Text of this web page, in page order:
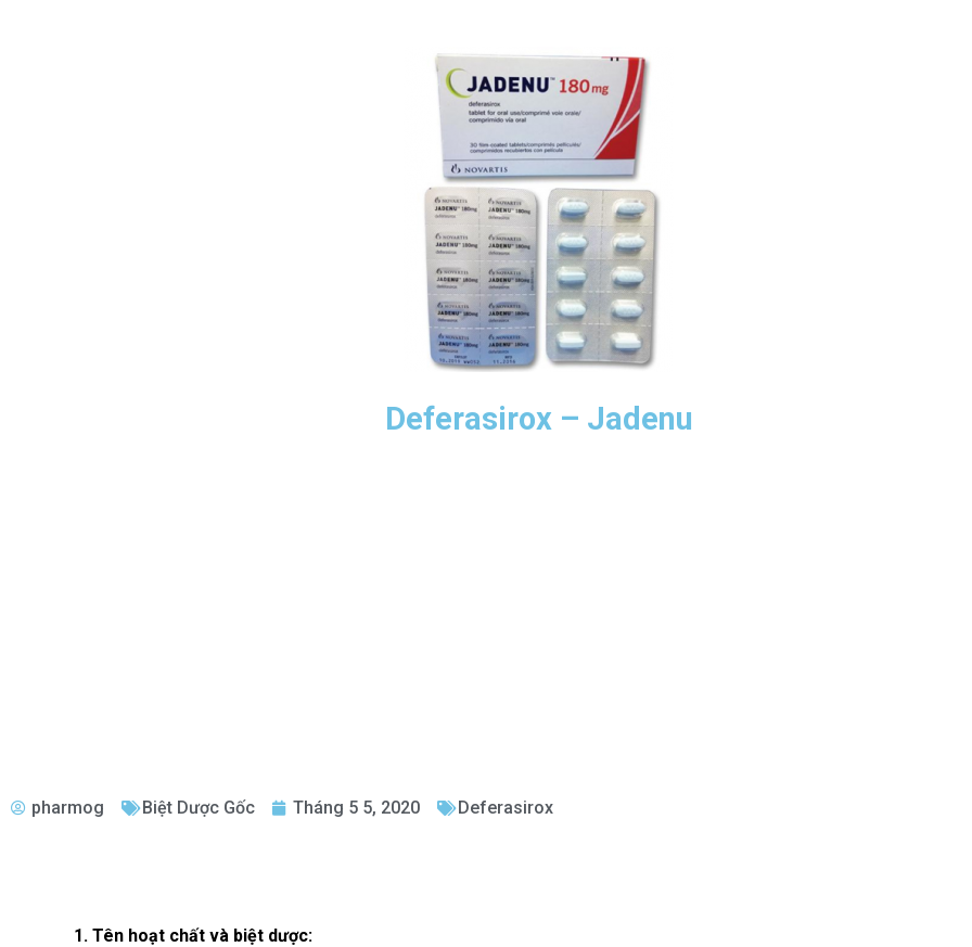
Deferasirox – Jadenu
pharmog Biệt Dược Gốc Tháng 5 5, 2020 Deferasirox
1. Tên hoạt chất và biệt dược: